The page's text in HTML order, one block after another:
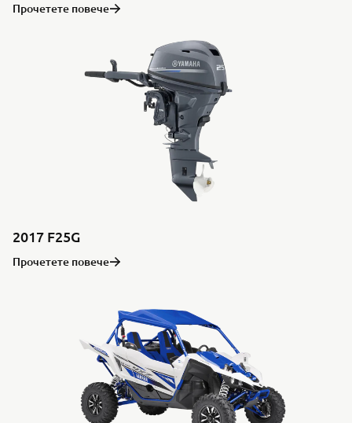
Прочетете повече
2017 F25G
Прочетете повече